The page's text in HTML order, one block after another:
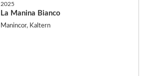
2025
La Manina Bianco
Manincor, Kaltern